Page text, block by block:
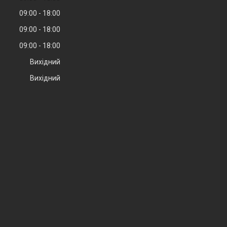
09:00
18:00
09:00
18:00
09:00
18:00
Вихідний
Вихідний